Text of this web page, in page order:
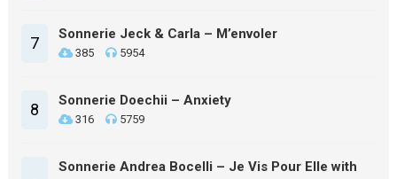
7 Sonnerie Jeck & Carla – M’envoler
385 5954
8 Sonnerie Doechii – Anxiety
316 5759
Sonnerie Andrea Bocelli – Je Vis Pour Elle with